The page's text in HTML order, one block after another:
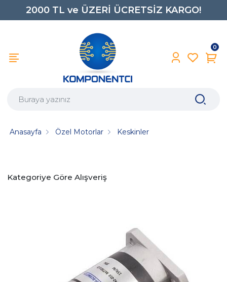
2000 TL ve ÜZERİ ÜCRETSİZ KARGO!
0850 242 0734
0
Anasayfa Özel Motorlar Keskinler
Kategoriye Göre Alışveriş